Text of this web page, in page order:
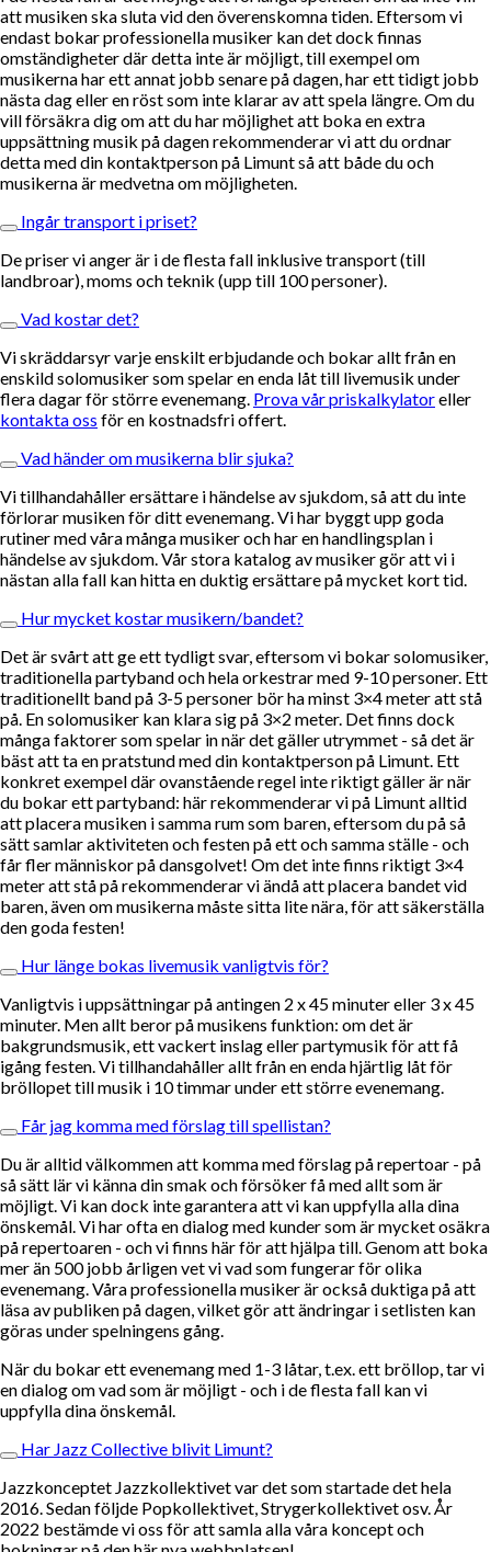
att musiken ska sluta vid den överenskomna tiden. Eftersom vi
endast bokar professionella musiker kan det dock finnas
omständigheter där detta inte är möjligt, till exempel om
musikerna har ett annat jobb senare på dagen, har ett tidigt jobb
nästa dag eller en röst som inte klarar av att spela längre. Om du
vill försäkra dig om att du har möjlighet att boka en extra
uppsättning musik på dagen rekommenderar vi att du ordnar
detta med din kontaktperson på Limunt så att både du och
musikerna är medvetna om möjligheten.
Ingår transport i priset?
De priser vi anger är i de flesta fall inklusive transport (till
landbroar), moms och teknik (upp till 100 personer).
Vad kostar det?
Vi skräddarsyr varje enskilt erbjudande och bokar allt från en
enskild solomusiker som spelar en enda låt till livemusik under
flera dagar för större evenemang. Prova vår priskalkylatoreller
kontakta oss för en kostnadsfri offert.
Vad händer om musikerna blir sjuka?
Vi tillhandahåller ersättare i händelse av sjukdom, så att du inte
förlorar musiken för ditt evenemang. Vi har byggt upp goda
rutiner med våra många musiker och har en handlingsplan i
händelse av sjukdom. Vår stora katalog av musiker gör att vi i
nästan alla fall kan hitta en duktig ersättare på mycket kort tid.
Hur mycket kostar musikern/bandet?
Det är svårt att ge ett tydligt svar, eftersom vi bokar solomusiker,
traditionella partyband och hela orkestrar med 9-10 personer. Ett
traditionellt band på 3-5 personer bör ha minst 3×4 meter att stå
på. En solomusiker kan klara sig på 3×2 meter. Det finns dock
många faktorer som spelar in när det gäller utrymmet - så det är
bäst att ta en pratstund med din kontaktperson på Limunt. Ett
konkret exempel där ovanstående regel inte riktigt gäller är när
du bokar ett partyband: här rekommenderar vi på Limunt alltid
att placera musiken i samma rum som baren, eftersom du på så
sätt samlar aktiviteten och festen på ett och samma ställe - och
får fler människor på dansgolvet! Om det inte finns riktigt 3×4
meter att stå på rekommenderar vi ändå att placera bandet vid
baren, även om musikerna måste sitta lite nära, för att säkerställa
den goda festen!
Hur länge bokas livemusik vanligtvis för?
Vanligtvis i uppsättningar på antingen 2 x 45 minuter eller 3 x 45
minuter. Men allt beror på musikens funktion: om det är
bakgrundsmusik, ett vackert inslag eller partymusik för att få
igång festen. Vi tillhandahåller allt från en enda hjärtlig låt för
bröllopet till musik i 10 timmar under ett större evenemang.
Får jag komma med förslag till spellistan?
Du är alltid välkommen att komma med förslag på repertoar - på
så sätt lär vi känna din smak och försöker få med allt som är
möjligt. Vi kan dock inte garantera att vi kan uppfylla alla dina
önskemål. Vi har ofta en dialog med kunder som är mycket osäkra
på repertoaren - och vi finns här för att hjälpa till. Genom att boka
mer än 500 jobb årligen vet vi vad som fungerar för olika
evenemang. Våra professionella musiker är också duktiga på att
läsa av publiken på dagen, vilket gör att ändringar i setlisten kan
göras under spelningens gång.
När du bokar ett evenemang med 1-3 låtar, t.ex. ett bröllop, tar vi
en dialog om vad som är möjligt - och i de flesta fall kan vi
uppfylla dina önskemål.
Har Jazz Collective blivit Limunt?
Jazzkonceptet Jazzkollektivet var det som startade det hela
2016. Sedan följde Popkollektivet, Strygerkollektivet osv. År
2022 bestämde vi oss för att samla alla våra koncept och